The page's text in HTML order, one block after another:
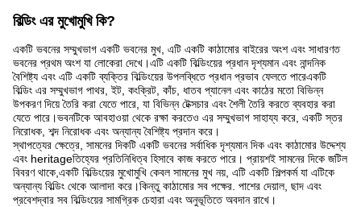
বিল্ডিং এর মুখোমুখি কি?
একটি ভবনের সম্মুখভাগ একটি ভবনের মুখ, এটি একটি কাঠামোর বাইরের অংশ এবং সাধারণত
ভবনের প্রথম অংশ যা লোকেরা দেখে।এটি একটি বিল্ডিংয়ের প্রধান দৃশ্যমান এবং নান্দনিক
বৈশিষ্ট্য এবং এটি একটি ব্যক্তির বিল্ডিংয়ের উপলব্ধিতে প্রধান প্রভাব ফেলতে পারেএকটি
বিল্ডিং এর সম্মুখভাগ পাথর, ইট, কংক্রিট, কাঁচ, ধাতব প্যানেল এবং কাঠের মতো বিভিন্ন
উপকরণ দিয়ে তৈরি করা যেতে পারে, যা বিভিন্ন টেক্সচার এবং শৈলী তৈরি করতে ব্যবহার করা
যেতে পারে।ভবনটিকে আবহাওয়া থেকে রক্ষা করতেও এর সম্মুখভাগ সাহায্য করে, একটি স্তর
নিরোধক, শব্দ নিরোধক এবং অন্যান্য বৈশিষ্ট্য প্রদান করে।
স্থাপত্যের ক্ষেত্রে, সামনের দিকটি একটি ভবনের সর্বাধিক দৃশ্যমান দিক এবং কাঠামোর উদ্দেশ্য
এবং heritageতিহ্যের প্রতিনিধিত্ব হিসাবে কাজ করতে পারে। প্রায়শই সামনের দিকে জটিল
বিবরণ থাকে,একটি বিল্ডিংয়ের মুখোমুখি কেবল সামনের মুখ নয়, এটি একটি শিল্পকর্ম যা এটিকে
অন্যান্য বিল্ডিং থেকে আলাদা করে।কিন্তু কাঠামোর সব পক্ষের. পাশের দেয়াল, ছাদ এবং
প্রবেশদ্বার সব বিল্ডিংয়ের সামগ্রিক চেহারা এবং অনুভূতিতে অবদান রাখে।